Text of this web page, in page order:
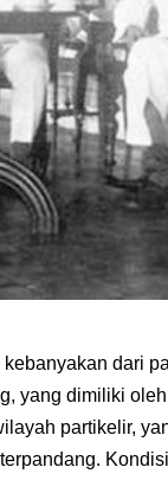
dari
yang dimiliki
partikelir,